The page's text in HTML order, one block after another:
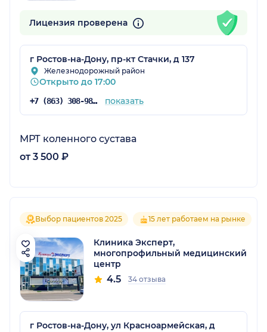
Лицензия проверена
г Ростов-на-Дону, пр-кт Стачки, д 137
Железнодорожный район
Открыто до 17:00
+7 (863) 308-98-98 показать
МРТ коленного сустава
от 3 500 ₽
Выбор пациентов 2025 15 лет работаем на рынке
Клиника Эксперт,
многопрофильный медицинский
центр
4.5 34 отзыва
г Ростов-на-Дону, ул Красноармейская, д